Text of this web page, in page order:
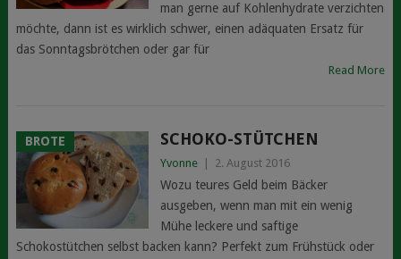
man gerne auf Kohlenhydrate verzichten
möchte, dann ist es wirklich schwer, einen adäquaten Ersatz für
das Sonntagsbrötchen oder gar für
Read More
BROTE SCHOKO-STÜTCHEN
Yvonne 2. August 2016
Wozu teures Geld beim Bäcker
ausgeben, wenn man mit ein wenig
Mühe leckere und saftige
Schokostütchen selbst backen kann? Perfekt zum Frühstück oder